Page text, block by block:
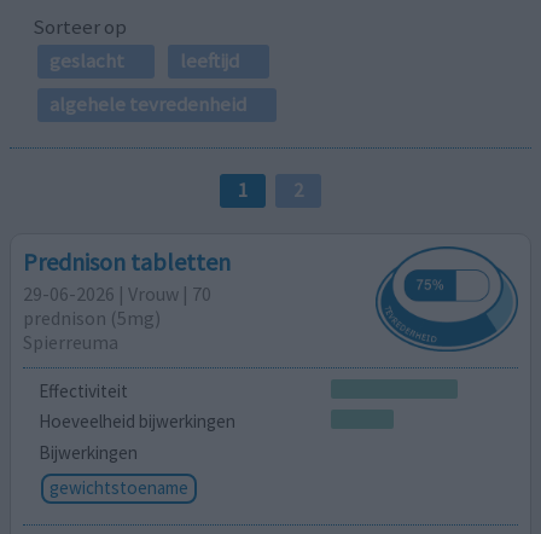
Sorteer op
geslacht
leeftijd
algehele tevredenheid
1 2
Prednison tabletten
29-06-2026 | Vrouw | 70
prednison (5mg)
Spierreuma
Effectiviteit
Hoeveelheid bijwerkingen
Bijwerkingen
gewichtstoename